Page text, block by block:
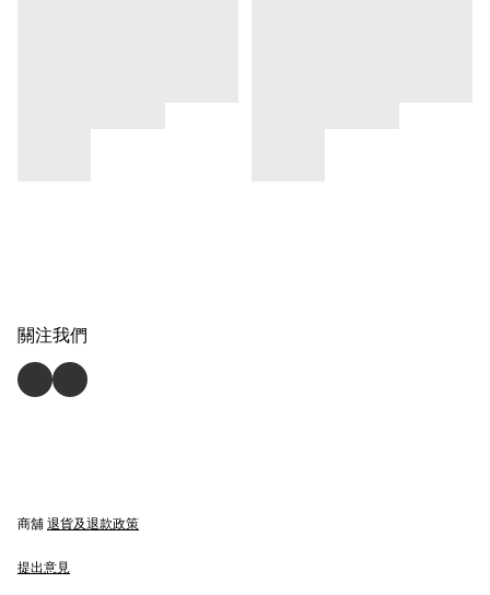
關注我們
商舖 退貨及退款政策
提出意見